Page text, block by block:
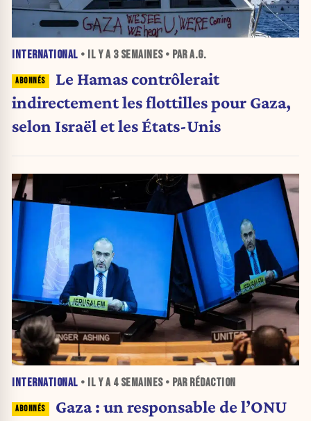
INTERNATIONAL • IL Y A 3 SEMAINES• PAR A.G.
Le Hamas contrôlerait
indirectement les flottilles pour Gaza,
selon Israël et les États-Unis
INTERNATIONAL • IL Y A 4 SEMAINES• PAR RÉDACTION
Gaza : un responsable de l’ONU